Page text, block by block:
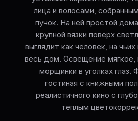
лица и волосами,
пучок. На ней простой
крупной вязки поверх
выглядит как человек, на
весь дом. Освещение
морщинки в уголках
гостиная с книжными
реалистичного кино с
теплым